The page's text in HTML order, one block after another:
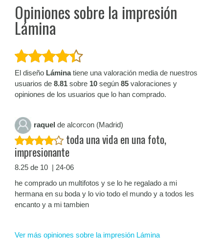
Opiniones sobre la impresión
Lámina
El diseño Láminatiene una valoración media de nuestros
usuarios de 8.81 sobre 10 según 85 valoraciones y
opiniones de los usuarios que lo han comprado.
raquel de alcorcon (Madrid)
toda una vida en una foto,
impresionante
8.25 de 10 | 24-06
he comprado un multifotos y se lo he regalado a mi
hermana en su boda y lo vio todo el mundo y a todos les
encanto y a mi tambien
Ver más opiniones sobre la impresión Lámina